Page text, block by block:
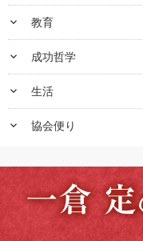
keyboard_arrow_down 教育
keyboard_arrow_down 成功哲学
keyboard_arrow_down 生活
keyboard_arrow_down 協会便り